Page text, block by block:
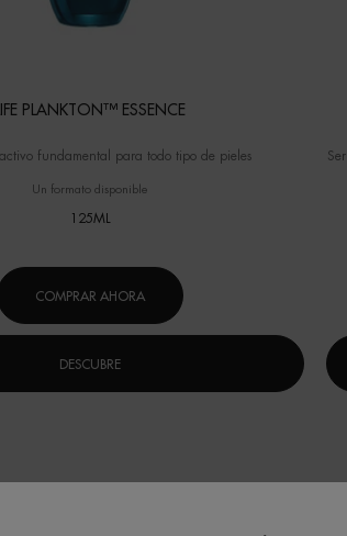
LIFE PLANKTON™ ESSENCE
activo fundamental para todo tipo de pieles
Un formato disponible
125ML
COMPRAR AHORA
DESCUBRE